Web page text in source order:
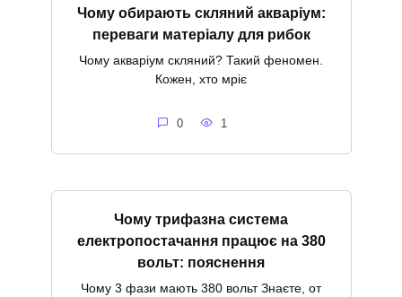
Чому обирають скляний акваріум:
переваги матеріалу для рибок
Чому акваріум скляний? Такий феномен.
Кожен, хто мріє
0 1
Чому трифазна система
електропостачання працює на 380
вольт: пояснення
Чому 3 фази мають 380 вольт Знаєте, от